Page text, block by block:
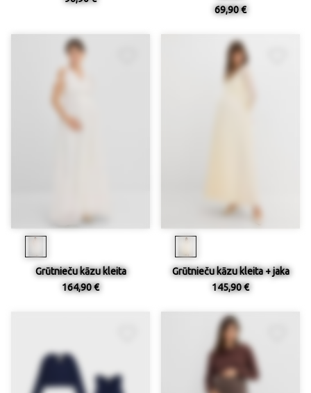
69,90 €
Grūtnieču kāzu kleita
164,90 €
Grūtnieču kāzu kleita + jaka
145,90 €